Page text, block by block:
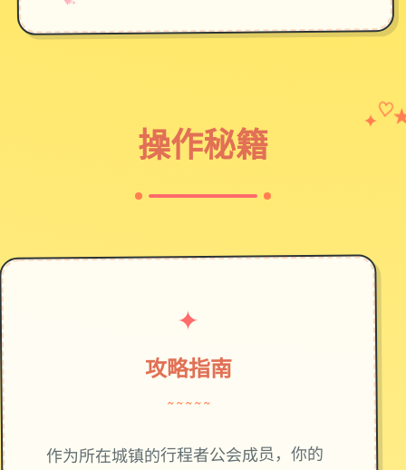
操作秘籍
✦ ♡
✦
攻略指南
~~~~~
作为所在城镇的行程者公会成员，你的